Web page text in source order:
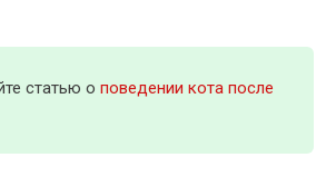
статью о поведении кота после